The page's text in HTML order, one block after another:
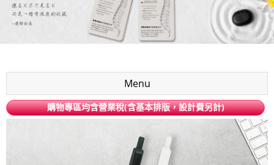
Menu
購物專區均含營業稅(含基本排版，設計費另計)